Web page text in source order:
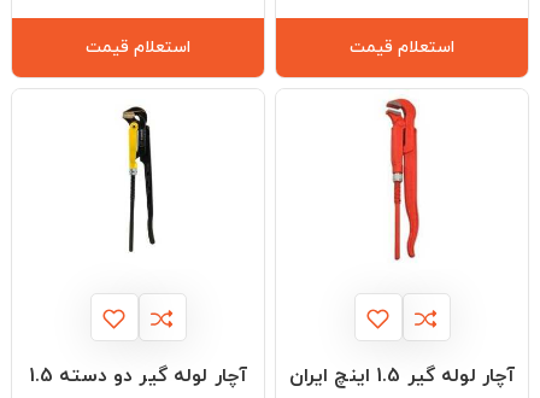
استعلام قیمت استعلام قیمت
آچار لوله گیر 1.5 اینچ ایران
آچار لوله گیر دو دسته 1.5